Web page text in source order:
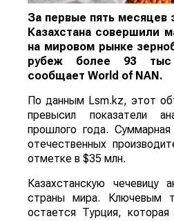
За первые пять месяцев
Казахстана совершили
на мировом рынке
рубеж более 93 тыс
сообщает World of NAN.
По данным Lsm.kz, этот
превысил показатели
прошлого года. Суммарная
отечественных
отметке в $35 млн.
Казахстанскую чечевицу
страны мира. Ключевым
остается Турция, которая